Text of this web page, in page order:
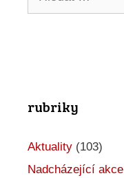
rubriky
Aktuality (103)
Nadcházející akce